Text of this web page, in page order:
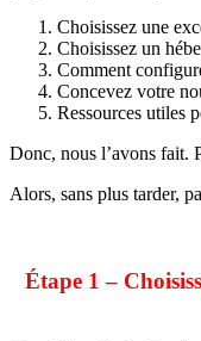
Choisissez une
Choisissez un
Comment
Concevez votre
Ressources utiles
Donc, nous l’avons fait.
Alors, sans plus tarder,
Étape 1 –